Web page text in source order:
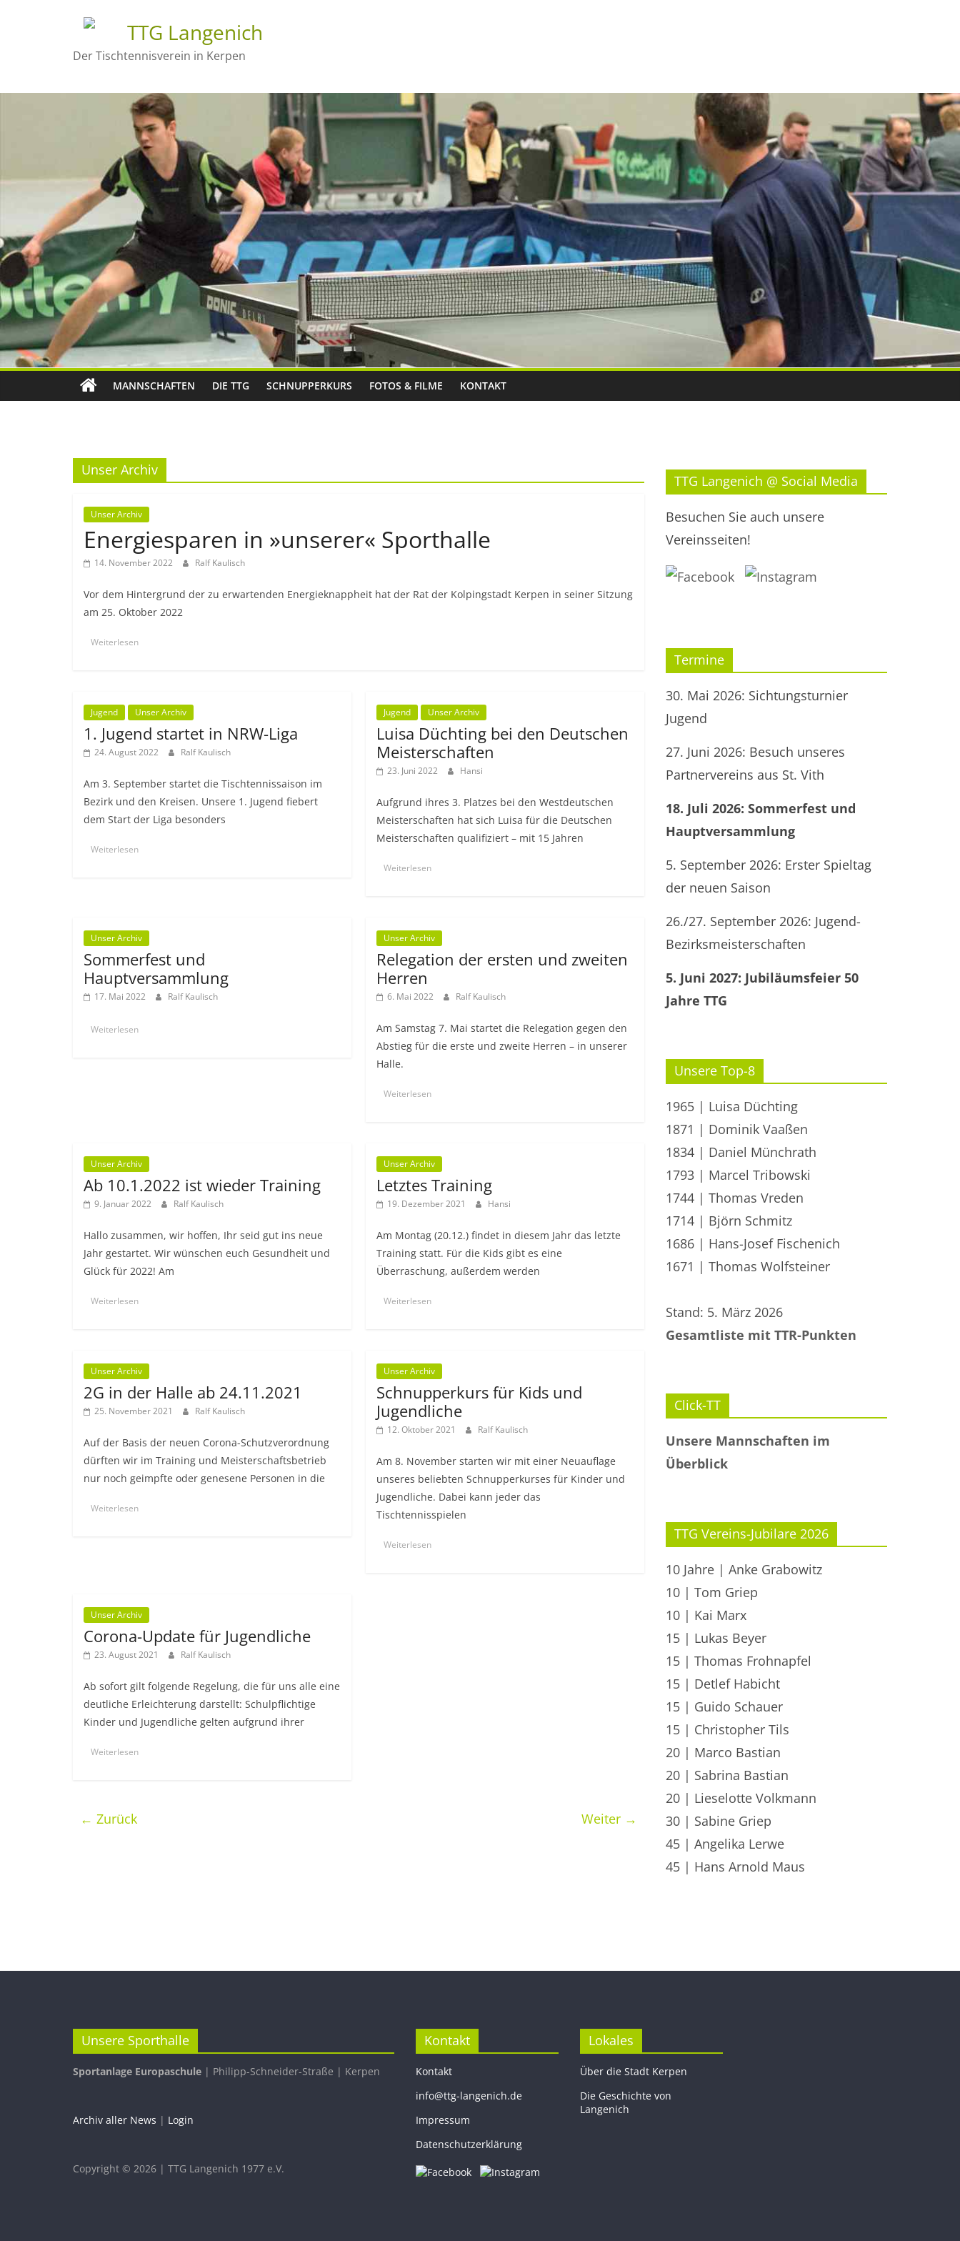
TTG Langenich
Der Tischtennisverein in Kerpen
MANNSCHAFTEN DIE TTG SCHNUPPERKURS FOTOS & FILME KONTAKT
Unser Archiv
Unser Archiv
Energiesparen in »unserer« Sporthalle
14. November 2022 Ralf Kaulisch
Vor dem Hintergrund der zu erwartenden Energieknappheit hat der Rat der Kolpingstadt Kerpen in seiner Sitzung
am 25. Oktober 2022
Weiterlesen
Jugend Unser Archiv
1. Jugend startet in NRW-Liga
24. August 2022 Ralf Kaulisch
Am 3. September startet die Tischtennissaison im
Bezirk und den Kreisen. Unsere 1. Jugend fiebert
dem Start der Liga besonders
Weiterlesen
Jugend Unser Archiv
Luisa Düchting bei den Deutschen
Meisterschaften
23. Juni 2022 Hansi
Aufgrund ihres 3. Platzes bei den Westdeutschen
Meisterschaften hat sich Luisa für die Deutschen
Meisterschaften qualifiziert – mit 15 Jahren
Weiterlesen
Unser Archiv
Sommerfest und
Hauptversammlung
17. Mai 2022 Ralf Kaulisch
Weiterlesen
Unser Archiv
Relegation der ersten und zweiten
Herren
6. Mai 2022 Ralf Kaulisch
Am Samstag 7. Mai startet die Relegation gegen den
Abstieg für die erste und zweite Herren – in unserer
Halle.
Weiterlesen
Unser Archiv
Ab 10.1.2022 ist wieder Training
9. Januar 2022 Ralf Kaulisch
Hallo zusammen, wir hoffen, Ihr seid gut ins neue
Jahr gestartet. Wir wünschen euch Gesundheit und
Glück für 2022! Am
Weiterlesen
Unser Archiv
Letztes Training
19. Dezember 2021 Hansi
Am Montag (20.12.) findet in diesem Jahr das letzte
Training statt. Für die Kids gibt es eine
Überraschung, außerdem werden
Weiterlesen
Unser Archiv
2G in der Halle ab 24.11.2021
25. November 2021 Ralf Kaulisch
Auf der Basis der neuen Corona-Schutzverordnung
dürften wir im Training und Meisterschaftsbetrieb
nur noch geimpfte oder genesene Personen in die
Weiterlesen
Unser Archiv
Schnupperkurs für Kids und
Jugendliche
12. Oktober 2021 Ralf Kaulisch
Am 8. November starten wir mit einer Neuauflage
unseres beliebten Schnupperkurses für Kinder und
Jugendliche. Dabei kann jeder das
Tischtennisspielen
Weiterlesen
Unser Archiv
Corona-Update für Jugendliche
23. August 2021 Ralf Kaulisch
Ab sofort gilt folgende Regelung, die für uns alle eine
deutliche Erleichterung darstellt: Schulpflichtige
Kinder und Jugendliche gelten aufgrund ihrer
Weiterlesen
← Zurück Weiter →
TTG Langenich @ Social Media
Besuchen Sie auch unsere
Vereinsseiten!
Termine
30. Mai 2026: Sichtungsturnier
Jugend
27. Juni 2026: Besuch unseres
Partnervereins aus St. Vith
18. Juli 2026: Sommerfest und
Hauptversammlung
5. September 2026: Erster Spieltag
der neuen Saison
26./27. September 2026: Jugend-
Bezirksmeisterschaften
5. Juni 2027: Jubiläumsfeier 50
Jahre TTG
Unsere Top-8
1965 | Luisa Düchting
1871 | Dominik Vaaßen
1834 | Daniel Münchrath
1793 | Marcel Tribowski
1744 | Thomas Vreden
1714 | Björn Schmitz
1686 | Hans-Josef Fischenich
1671 | Thomas Wolfsteiner
Stand: 5. März 2026
Gesamtliste mit TTR-Punkten
Click-TT
Unsere Mannschaften im
Überblick
TTG Vereins-Jubilare 2026
10 Jahre | Anke Grabowitz
10 | Tom Griep
10 | Kai Marx
15 | Lukas Beyer
15 | Thomas Frohnapfel
15 | Detlef Habicht
15 | Guido Schauer
15 | Christopher Tils
20 | Marco Bastian
20 | Sabrina Bastian
20 | Lieselotte Volkmann
30 | Sabine Griep
45 | Angelika Lerwe
45 | Hans Arnold Maus
Unsere Sporthalle
Sportanlage Europaschule | Philipp-Schneider-Straße | Kerpen
Archiv aller News | Login
Copyright © 2026 | TTG Langenich 1977 e.V.
Kontakt
Kontakt
info@ttg-langenich.de
Impressum
Datenschutzerklärung
Lokales
Über die Stadt Kerpen
Die Geschichte von
Langenich